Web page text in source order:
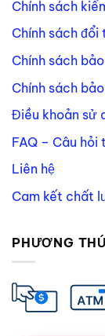
Chính sách
Chính sách đổi
Chính sách
Chính sách
Điều khoản sử
FAQ – Câu
Liên hệ
Cam kết chất
PHƯƠNG